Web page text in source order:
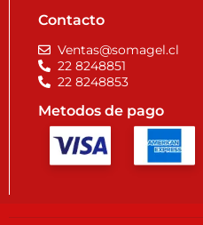
Contacto
Ventas@somagel.cl
22 8248851
22 8248853
Metodos de pago